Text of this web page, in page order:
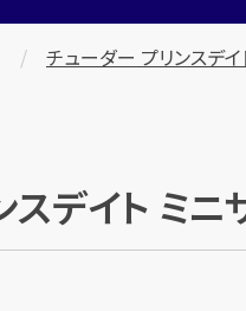
チューダー プリンスデ
スデイト ミ